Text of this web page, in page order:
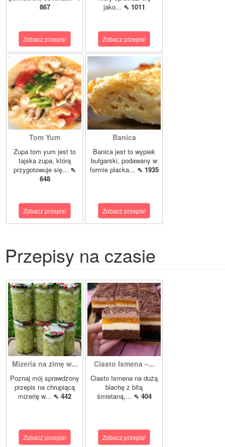
867
Zobacz przepis!
jako... ⇖ 1011
Zobacz przepis!
Tom Yum
Zupa tom yum jest to
tajska zupa, którą
przygotowuje się... ⇖
648
Zobacz przepis!
Banica
Banica jest to wypiek
bułgarski, podawany w
formie placka... ⇖ 1935
Zobacz przepis!
Przepisy na czasie
Mizeria na zimę w...
Poznaj mój sprawdzony
przepis na chrupiącą
mizerię w... ⇖ 442
Zobacz przepis!
Ciasto Ismena –...
Ciasto Ismena na dużą
blachę z bitą
śmietaną,... ⇖ 404
Zobacz przepis!